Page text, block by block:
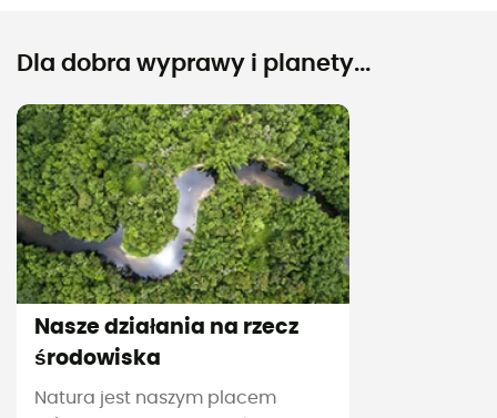
Dla dobra wyprawy i planety...
Nasze działania na rzecz
środowiska
Natura jest naszym placem